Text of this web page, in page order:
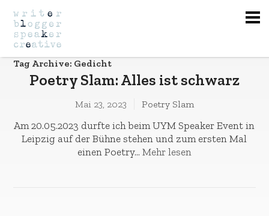
Tag Archive: Gedicht
Poetry Slam: Alles ist schwarz
Mai 23, 2023 Poetry Slam
Am 20.05.2023 durfte ich beim UYM Speaker Event in
Leipzig auf der Bühne stehen und zum ersten Mal
einen Poetry... Mehr lesen